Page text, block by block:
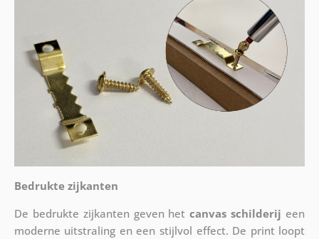
Bedrukte zijkanten
De bedrukte zijkanten geven hetcanvas schilderij een
moderne uitstraling en een stijlvol effect. De print loopt